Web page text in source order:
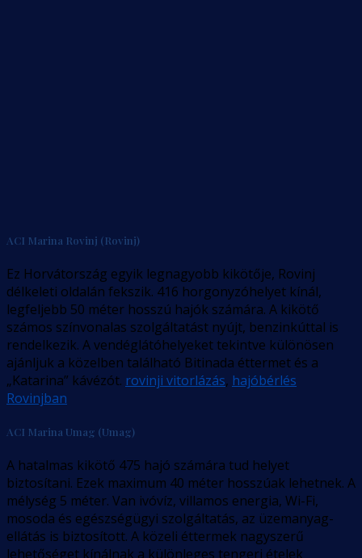
ACI Marina Rovinj (Rovinj)
Ez Horvátország egyik legnagyobb kikötője, Rovinj
délkeleti oldalán fekszik. 416 horgonyzóhelyet kínál,
legfeljebb 50 méter hosszú hajók számára. A kikötő
számos színvonalas szolgáltatást nyújt, benzinkúttal is
rendelkezik. A vendéglátóhelyeket tekintve különösen
ajánljuk a közelben található Bitinada éttermet és a
„Katarina” kávézót. rovinji vitorlázás, hajóbérlés
Rovinjban
ACI Marina Umag (Umag)
A hatalmas kikötő 475 hajó számára tud helyet
biztosítani. Ezek maximum 40 méter hosszúak lehetnek. A
mélység 5 méter. Van ivóvíz, villamos energia, Wi-Fi,
mosoda és egészségügyi szolgáltatás, az üzemanyag-
ellátás is biztosított. A közeli éttermek nagyszerű
lehetőséget kínálnak a különleges tengeri ételek